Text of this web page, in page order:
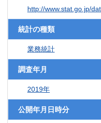
http://www.stat.go.jp/
統計の種類
業務統計
調査年月
2019年
公開年月日時分